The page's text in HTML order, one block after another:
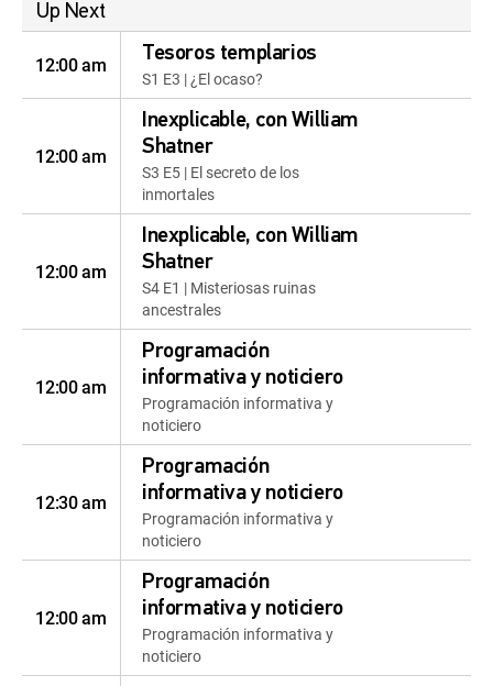
Up Next
12:00 am Tesoros templarios
S1 E3 | ¿El ocaso?
12:00 am
Inexplicable, con William
Shatner
S3 E5 | El secreto de los
inmortales
12:00 am
Inexplicable, con William
Shatner
S4 E1 | Misteriosas ruinas
ancestrales
12:00 am
Programación
informativa y noticiero
Programación informativa y
noticiero
12:30 am
Programación
informativa y noticiero
Programación informativa y
noticiero
12:00 am
Programación
informativa y noticiero
Programación informativa y
noticiero